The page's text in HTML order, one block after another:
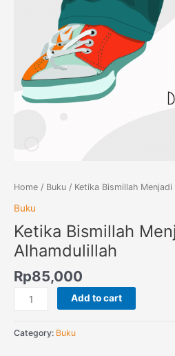
Home / Buku / Ketika Bismillah
Buku
Ketika Bismillah
Alhamdulillah
Rp85,000
Add to cart
Category: Buku